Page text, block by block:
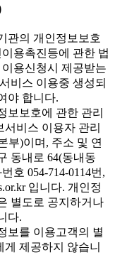
관의 개인정보보호
용촉진등에 관한 법
용신청시 제공받는
비스 이용중 생성되
야 합니다.
보호에 관한 관리
비스 이용자 관리
부)이며, 주소 및 연
동내로 64(동내동
호 054-714-0114번,
입니다. 개인정
별도로 공지하거나
다.
보를 이용고객의 별
제공하지 않습니